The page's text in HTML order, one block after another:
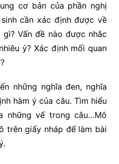
cơ bản của phần nghị
cần xác định được về
Vấn đề nào được nhắc
ý? Xác định mối quan
những nghĩa đen, nghĩa
hàm ý của câu. Tìm hiểu
những vế trong câu…Mô
trên giấy nháp để làm bài